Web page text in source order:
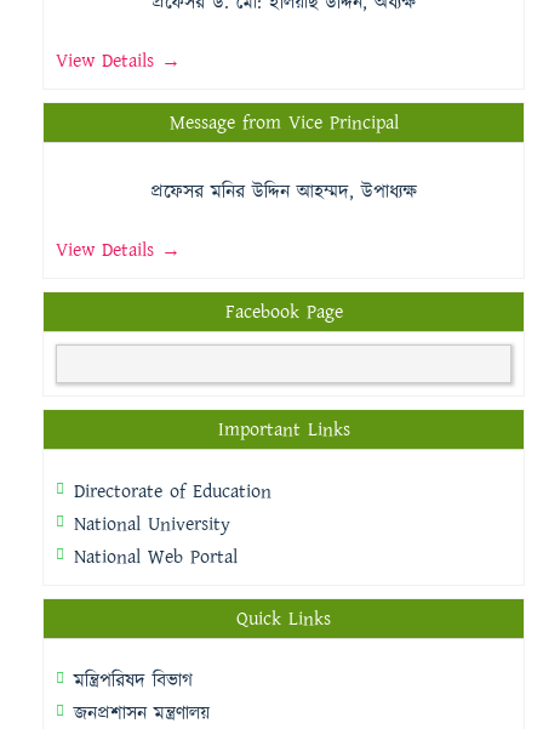
View Details →
Message from Vice Principal
প্রফেসর মনির উদ্দিন আহম্মদ, উপাধ্যক্ষ
View Details →
Facebook Page
Important Links
Directorate of Education
National University
National Web Portal
Quick Links
মন্ত্রিপরিষদ বিভাগ
জনপ্রশাসন মন্ত্রণালয়